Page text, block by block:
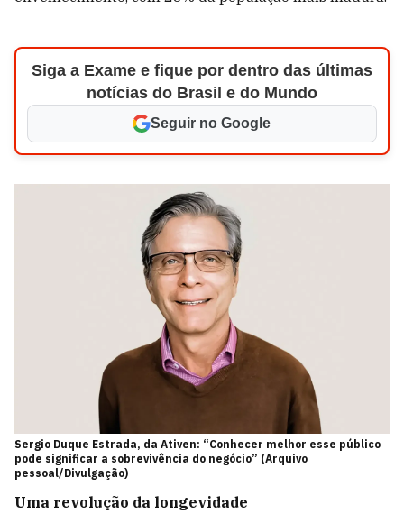
Siga a Exame e fique por dentro das últimas
notícias do Brasil e do Mundo
Seguir no Google
Sergio Duque Estrada, da Ativen: “Conhecer melhor esse público
pode significar a sobrevivência do negócio” (Arquivo
pessoal/Divulgação)
Uma revolução da longevidade